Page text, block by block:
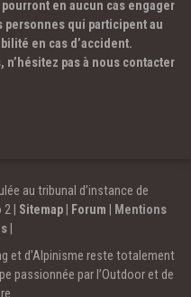
en aucun cas engager
personnes qui participent au
en cas d’accident.
pas à nous contacter
au tribunal d’instance de
| Sitemap| Forum
Mentions
et d'Alpinisme reste totalement
passionnée par l’Outdoor et de